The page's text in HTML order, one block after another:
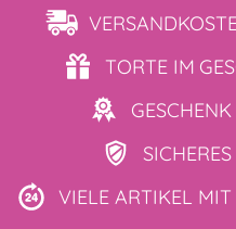
TORTE IM
GESCHENK
SICHERES
VIELE ARTIKEL MIT